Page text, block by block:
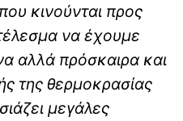
κινούνται προς
να έχουμε
αλλά πρόσκαιρα και
της θερμοκρασίας
μεγάλες